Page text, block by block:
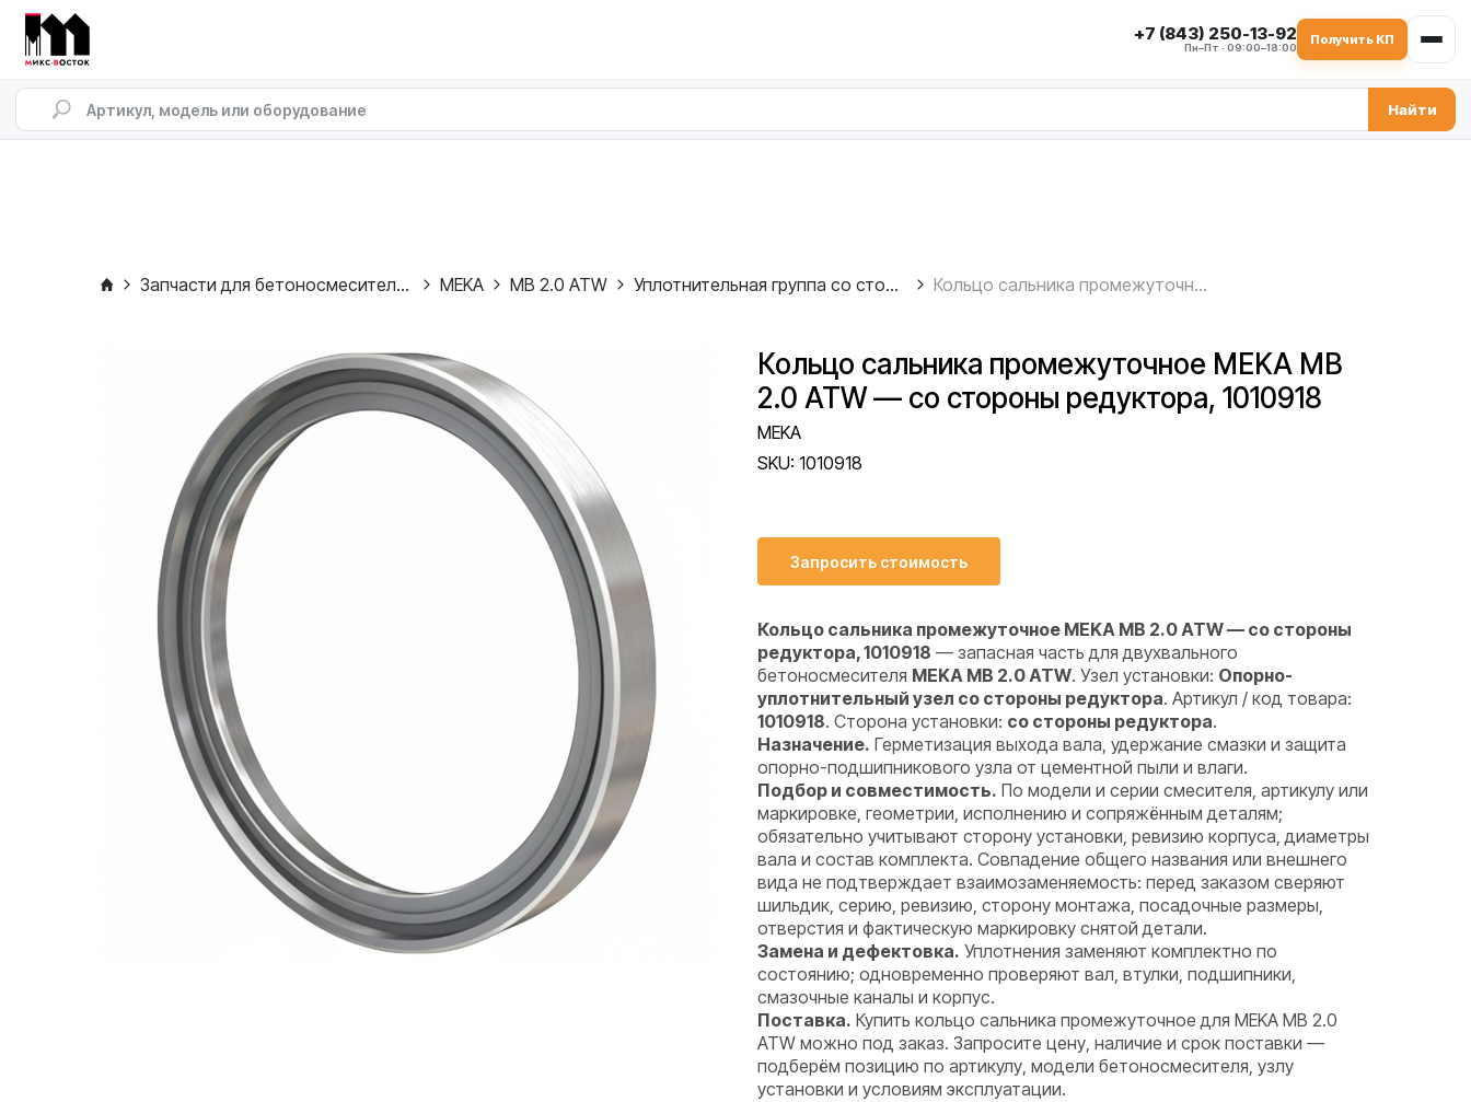
+7 (843) 250-13-92
Пн–Пт · 09:00–18:00
Получить КП
Найти
Запчасти для бетоносмесителей MEKA MB 2.0 ATW Уплотнительная группа со стороны редуктора Кольцо сальника промежуточное MEKA MB 2.0 ATW — со стороны редуктора, 1010918
Кольцо сальника промежуточное MEKA MB
2.0 ATW — со стороны редуктора, 1010918
MEKA
SKU: 1010918
Запросить стоимость
Кольцо сальника промежуточное MEKA MB 2.0 ATW — со стороны
редуктора, 1010918 — запасная часть для двухвального
бетоносмесителя MEKA MB 2.0 ATW. Узел установки: Опорно-
уплотнительный узел со стороны редуктора. Артикул / код товара:
1010918. Сторона установки: со стороны редуктора.
Назначение. Герметизация выхода вала, удержание смазки и защита
опорно-подшипникового узла от цементной пыли и влаги.
Подбор и совместимость. По модели и серии смесителя, артикулу или
маркировке, геометрии, исполнению и сопряжённым деталям;
обязательно учитывают сторону установки, ревизию корпуса, диаметры
вала и состав комплекта. Совпадение общего названия или внешнего
вида не подтверждает взаимозаменяемость: перед заказом сверяют
шильдик, серию, ревизию, сторону монтажа, посадочные размеры,
отверстия и фактическую маркировку снятой детали.
Замена и дефектовка. Уплотнения заменяют комплектно по
состоянию; одновременно проверяют вал, втулки, подшипники,
смазочные каналы и корпус.
Поставка. Купить кольцо сальника промежуточное для MEKA MB 2.0
ATW можно под заказ. Запросите цену, наличие и срок поставки —
подберём позицию по артикулу, модели бетоносмесителя, узлу
установки и условиям эксплуатации.